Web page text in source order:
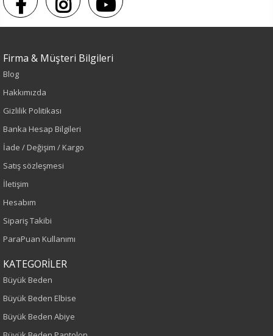
Sezon : YAZLIK
Saks
Sezon
İlkbahar-Yaz
Yetişkin
Kalıp
Büyük Beden
Firma & Müşteri Bilgileri
Blog
Hakkımızda
Gizlilik Politikası
Banka Hesap Bilgileri
İade / Değişim / Kargo
Satış sözleşmesi
İletişim
Hesabım
Sipariş Takibi
ParaPuan Kullanımı
KATEGORİLER
Büyük Beden
Büyük Beden Elbise
Büyük Beden Abiye